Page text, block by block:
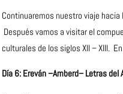
Continuaremos nuestro viaje hacia
Después vamos a visitar el
culturales de los siglos XII – XIII.
Día 6: Ereván –Amberd– Letras